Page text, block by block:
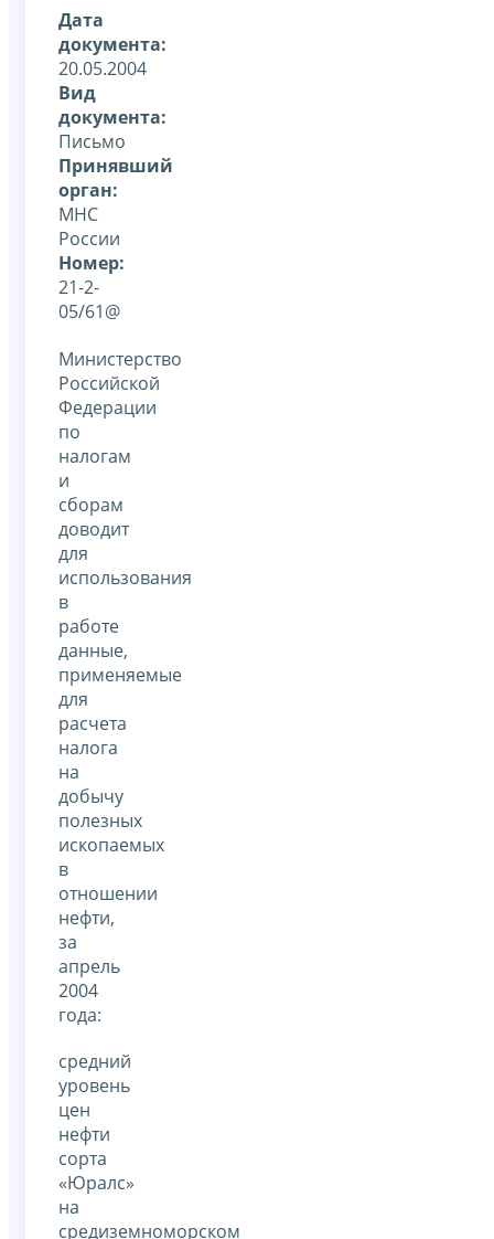
Дата
документа:
20.05.2004
Вид
документа:
Письмо
Принявший
орган:
МНС
России
Номер:
21-2-
05/61@
Министерство
Российской
Федерации
по
налогам
и
сборам
доводит
для
использования
в
работе
данные,
применяемые
для
расчета
налога
на
добычу
полезных
ископаемых
в
отношении
нефти,
за
апрель
2004
года:
средний
уровень
цен
нефти
сорта
«Юралс»
на
средиземноморском